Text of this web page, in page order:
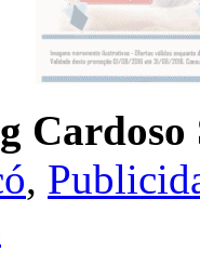
Cardoso
,